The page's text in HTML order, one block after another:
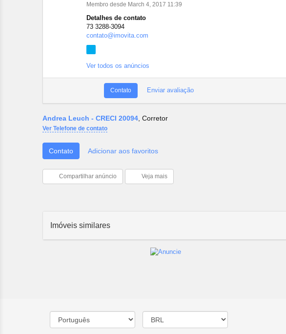
Membro desde March 4, 2017 11:39
Detalhes de contato
73 3288-3094
contato@imovita.com
Ver todos os anúncios
Contato Enviar avaliação
Andrea Leuch - CRECI 20094 , Corretor
Ver Telefone de contato
Contato Adicionar aos favoritos
Compartilhar anúncio Veja mais
Imóveis similares